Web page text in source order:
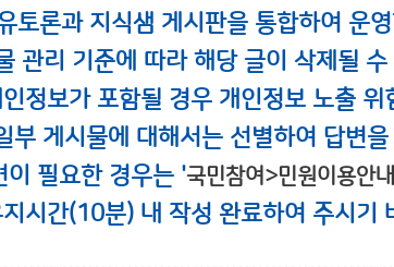
토론과 지식샘 게시판을 통합하여 운
관리 기준에 따라 해당 글이 삭제될
정보가 포함될 경우 개인정보 노출
부 게시물에 대해서는 선별하여 답변
필요한 경우는 '국민참여>민원이용안내
시간(10분) 내 작성 완료하여 주시기